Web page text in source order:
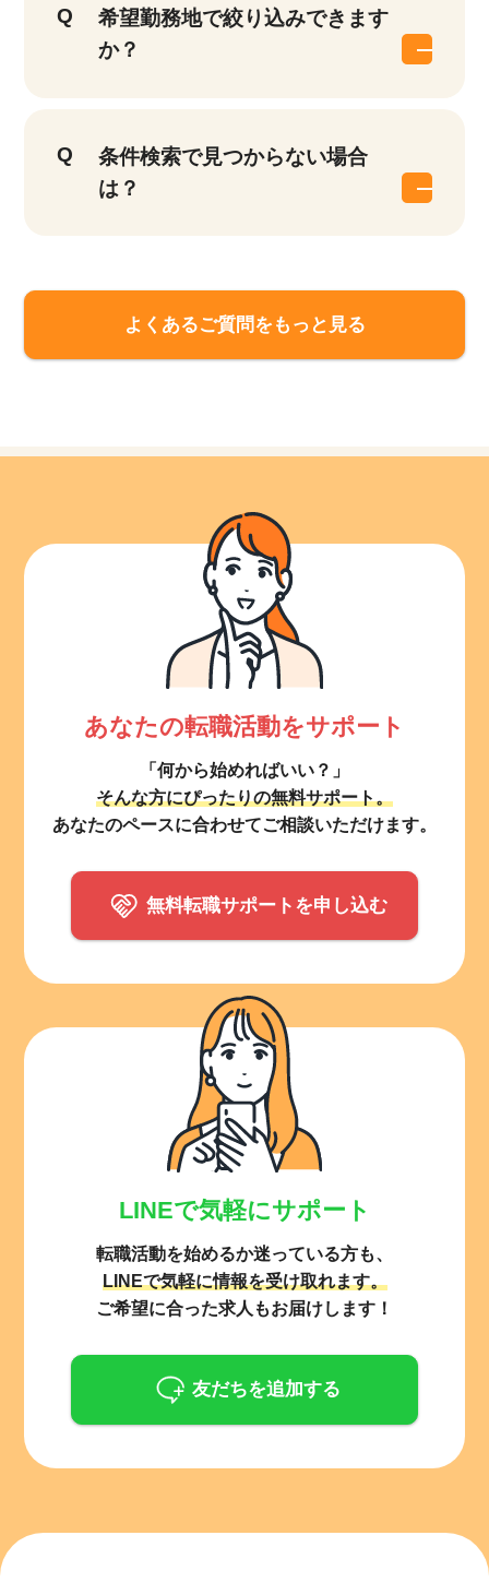
希望勤務地で絞り込みできます
か？
条件検索で見つからない場合
は？
よくあるご質問をもっと見る
あなたの転職活動をサポート
「何から始めればいい？」
そんな方にぴったりの無料サポート。
あなたのペースに合わせてご相談いただけます。
無料転職サポートを申し込む
LINEで気軽にサポート
転職活動を始めるか迷っている方も、
LINEで気軽に情報を受け取れます。
ご希望に合った求人もお届けします！
友だちを追加する